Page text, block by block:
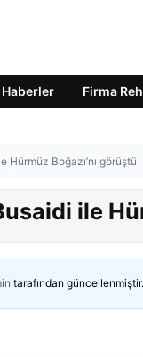
Firma
Boğazı’nı görüştü
ile
tarafından güncellenmiştir.